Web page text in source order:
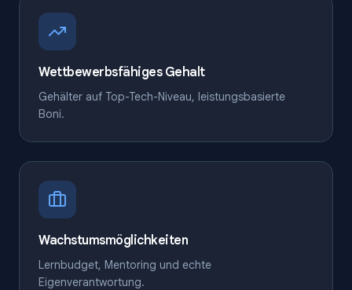
Wettbewerbsfähiges Gehalt
Gehälter auf Top-Tech-Niveau, leistungsbasierte
Boni.
Wachstumsmöglichkeiten
Lernbudget, Mentoring und echte
Eigenverantwortung.